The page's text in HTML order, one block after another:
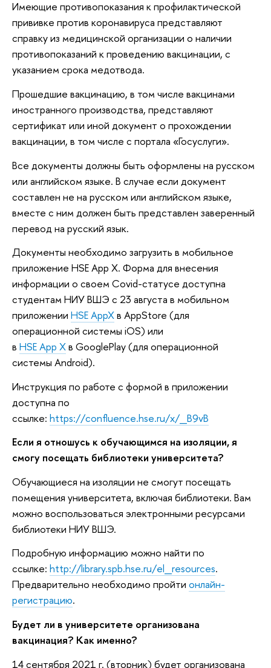
Имеющие противопоказания к профилактической
прививке против коронавируса представляют
справку из медицинской организации о наличии
противопоказаний к проведению вакцинации, с
указанием срока медотвода.
Прошедшие вакцинацию, в том числе вакцинами
иностранного производства, представляют
сертификат или иной документ о прохождении
вакцинации, в том числе с портала «Госуслуги».
Все документы должны быть оформлены на русском
или английском языке. В случае если документ
составлен не на русском или английском языке,
вместе с ним должен быть представлен заверенный
перевод на русский язык.
Документы необходимо загрузить в мобильное
приложение HSE App X. Форма для внесения
информации о своем Covid-статусе доступна
студентам НИУ ВШЭ с 23 августа в мобильном
приложении HSE AppXв AppStore (для
операционной системы iOS) или
в HSE App Xв GooglePlay (для операционной
системы Android).
Инструкция по работе с формой в приложении
доступна по
ссылке: https://confluence.hse.ru/x/_B9vB
Если я отношусь к обучающимся на изоляции, я
смогу посещать библиотеки университета?
Обучающиеся на изоляции не смогут посещать
помещения университета, включая библиотеки. Вам
можно воспользоваться электронными ресурсами
библиотеки НИУ ВШЭ.
Подробную информацию можно найти по
ссылке: http://library.spb.hse.ru/el_resources.
Предварительно необходимо пройти онлайн-
регистрацию.
Будет ли в университете организована
вакцинация? Как именно?
14 сентября 2021 г. (вторник) будет организована